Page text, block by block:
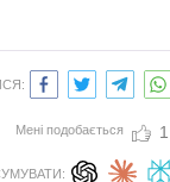
Мені подобається 1